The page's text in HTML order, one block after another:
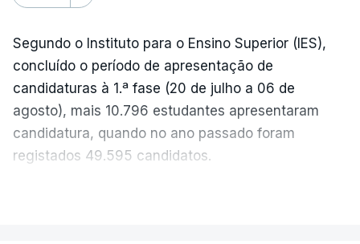
Segundo o Instituto para o Ensino Superior (IES),
concluído o período de apresentação de
candidaturas à 1.ª fase (20 de julho a 06 de
agosto), mais 10.796 estudantes apresentaram
candidatura, quando no ano passado foram
registados 49.595 candidatos.